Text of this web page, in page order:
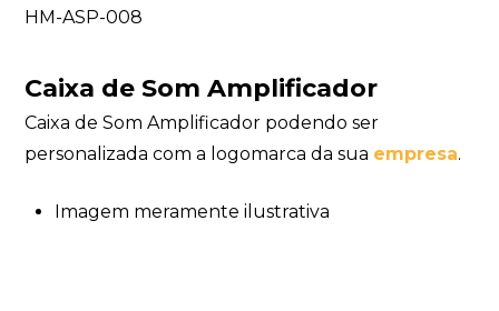
HM-ASP-008
Caixa de Som Amplificador
Caixa de Som Amplificador podendo ser
personalizada com a logomarca da sua empresa.
Imagem meramente ilustrativa